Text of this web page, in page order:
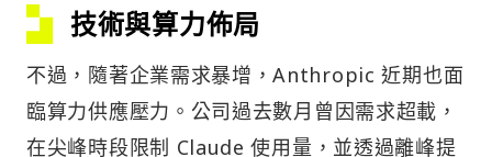
技術與算力佈局
不過，隨著企業需求暴增，Anthropic 近期也面
臨算力供應壓力。公司過去數月曾因需求超載，
在尖峰時段限制 Claude 使用量，並透過離峰提